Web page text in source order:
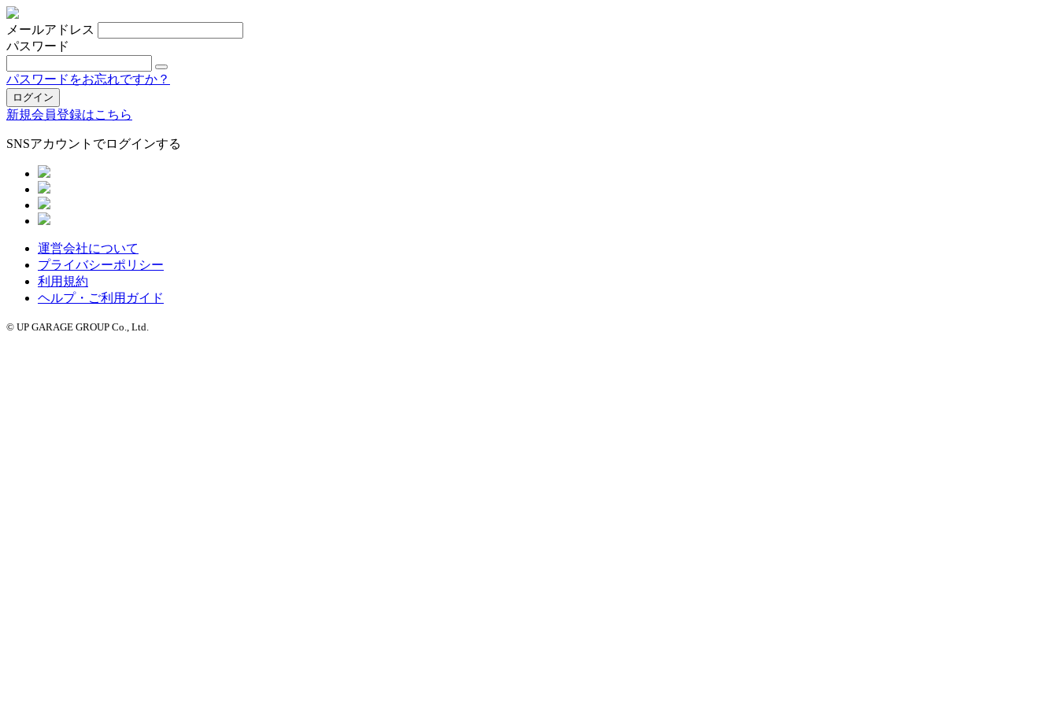
メールアドレス
パスワード
パスワードをお忘れですか？
新規会員登録はこちら
SNSアカウントでログインする
運営会社について
プライバシーポリシー
利用規約
ヘルプ・ご利用ガイド
© UP GARAGE GROUP Co., Ltd.